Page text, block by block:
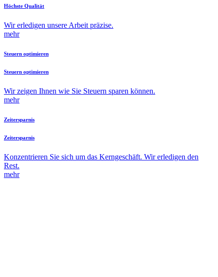
Höchste Qualität
Wir erledigen unsere Arbeit präzise.
mehr
Steuern optimieren
Steuern optimieren
Wir zeigen Ihnen wie Sie Steuern sparen können.
mehr
Zeitersparnis
Zeitersparnis
Konzentrieren Sie sich um das Kerngeschäft. Wir erledigen den
Rest.
mehr